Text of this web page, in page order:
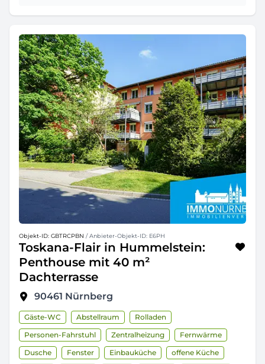
Objekt-ID: GBTRCPBN / Anbieter-Objekt-ID: E6PH
Toskana-Flair in Hummelstein:
Penthouse mit 40 m²
Dachterrasse
90461 Nürnberg
Gäste-WC Abstellraum
Rolladen
Personen-Fahrstuhl
Zentralheizung
Fernwärme
Dusche
Fenster Einbauküche
offene Küche